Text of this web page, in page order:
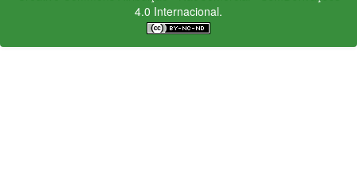
4.0 Internacional.